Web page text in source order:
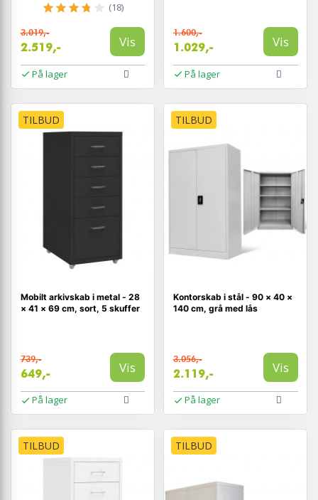
(18)
3.019,-
2.519,- Vis
På lager
1.600,-
1.029,- Vis
På lager
TILBUD
Mobilt arkivskab i metal - 28
× 41 × 69 cm, sort, 5 skuffer
739,-
649,- Vis
På lager
TILBUD
Kontorskab i stål - 90 × 40 ×
140 cm, grå med lås
3.056,-
2.119,- Vis
På lager
TILBUD TILBUD